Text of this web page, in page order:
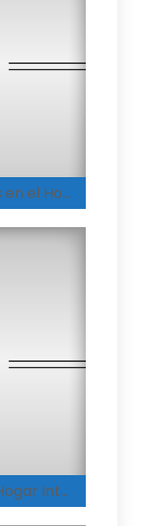
Creciendo sanos y felices en el Hogar Integral de Coyaima
La fuerza del amor en el Hogar Integral de Melgar